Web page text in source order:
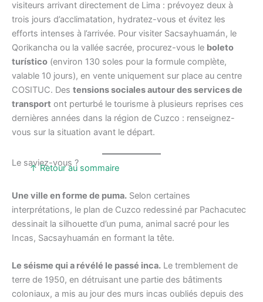
visiteurs arrivant directement de Lima : prévoyez deux à
trois jours d’acclimatation, hydratez-vous et évitez les
efforts intenses à l’arrivée. Pour visiter Sacsayhuamán, le
Qorikancha ou la vallée sacrée, procurez-vous le boleto
turístico (environ 130 soles pour la formule complète,
valable 10 jours), en vente uniquement sur place au centre
COSITUC. Des tensions sociales autour des services de
transport ont perturbé le tourisme à plusieurs reprises ces
dernières années dans la région de Cuzco : renseignez-
vous sur la situation avant le départ.
Le saviez-vous ?
↑ Retour au sommaire
Une ville en forme de puma. Selon certaines
interprétations, le plan de Cuzco redessiné par Pachacutec
dessinait la silhouette d’un puma, animal sacré pour les
Incas, Sacsayhuamán en formant la tête.
Le séisme qui a révélé le passé inca. Le tremblement de
terre de 1950, en détruisant une partie des bâtiments
coloniaux, a mis au jour des murs incas oubliés depuis des